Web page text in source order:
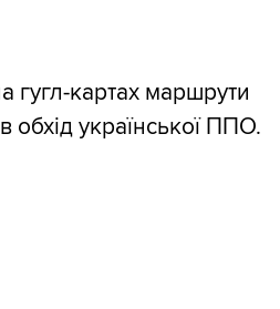
гугл-картах маршрути
обхід української ППО.